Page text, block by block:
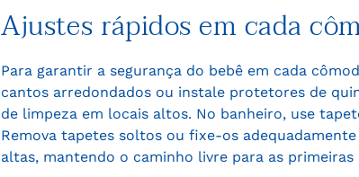
Ajustes rápidos em cada
Para garantir a segurança do bebê em cada
cantos arredondados ou instale protetores de
de limpeza em locais altos. No banheiro, use
Remova tapetes soltos ou fixe-os
altas, mantendo o caminho livre para as